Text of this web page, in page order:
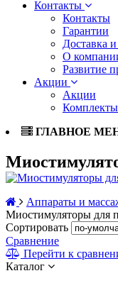
Контакты
Контакты
Гарантии
Доставка
О
Развитие
Акции
Акции
ГЛАВНОЕ
Аппараты и
Миостимуляторы для
Сортировать
Сравнение
Перейти к
Каталог